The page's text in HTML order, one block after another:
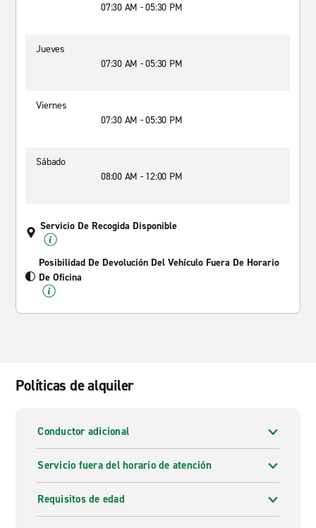
07:30 AM - 05:30 PM
Jueves
07:30 AM - 05:30 PM
Viernes
07:30 AM - 05:30 PM
Sábado
08:00 AM - 12:00 PM
Servicio De Recogida Disponible
Posibilidad De Devolución Del Vehículo Fuera De Horario
De Oficina
Políticas de alquiler
Conductor adicional
Servicio fuera del horario de atención
Requisitos de edad